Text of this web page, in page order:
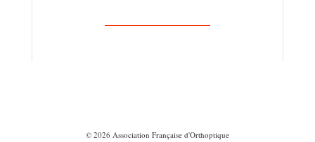
© 2026 Association Française d'Orthoptique